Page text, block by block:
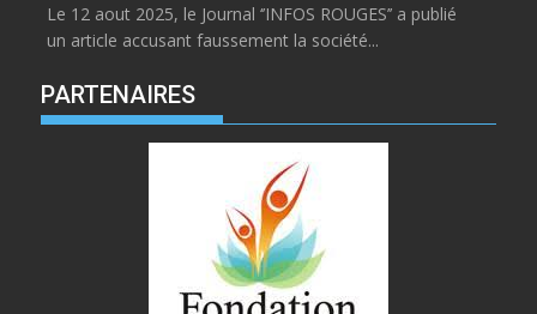
Le 12 aout 2025, le Journal ‘’INFOS ROUGES’’ a publié
un article accusant faussement la société...
PARTENAIRES